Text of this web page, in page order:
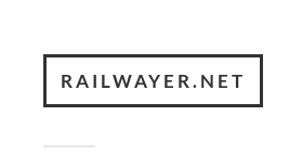
RAILWAYER.NET